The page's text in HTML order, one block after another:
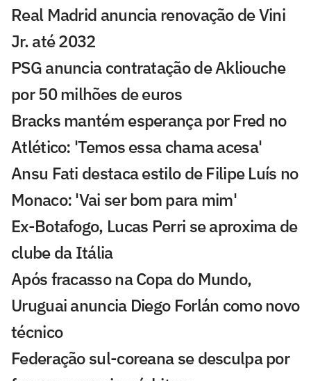
Real Madrid anuncia renovação de Vini
Jr. até 2032
PSG anuncia contratação de Akliouche
por 50 milhões de euros
Bracks mantém esperança por Fred no
Atlético: 'Temos essa chama acesa'
Ansu Fati destaca estilo de Filipe Luís no
Monaco: 'Vai ser bom para mim'
Ex-Botafogo, Lucas Perri se aproxima de
clube da Itália
Após fracasso na Copa do Mundo,
Uruguai anuncia Diego Forlán como novo
técnico
Federação sul-coreana se desculpa por